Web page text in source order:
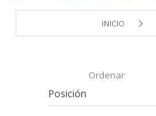
INICIO
Ordenar